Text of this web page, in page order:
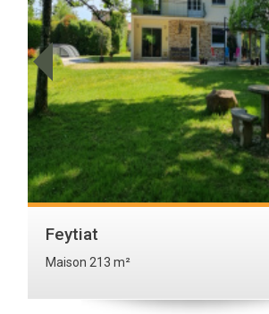
Feytiat
Maison 213 m²